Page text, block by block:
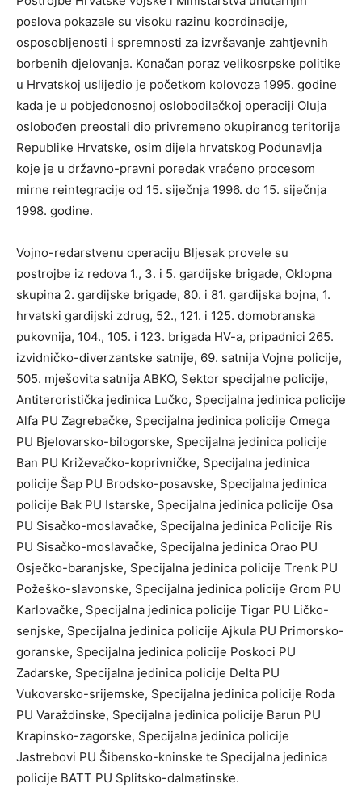
poslova pokazale su visoku razinu koordinacije,
osposobljenosti i spremnosti za izvršavanje zahtjevnih
borbenih djelovanja. Konačan poraz velikosrpske politike
u Hrvatskoj uslijedio je početkom kolovoza 1995. godine
kada je u pobjedonosnoj oslobodilačkoj operaciji Oluja
oslobođen preostali dio privremeno okupiranog teritorija
Republike Hrvatske, osim dijela hrvatskog Podunavlja
koje je u državno-pravni poredak vraćeno procesom
mirne reintegracije od 15. siječnja 1996. do 15. siječnja
1998. godine.
Vojno-redarstvenu operaciju Bljesak provele su
postrojbe iz redova 1., 3. i 5. gardijske brigade, Oklopna
skupina 2. gardijske brigade, 80. i 81. gardijska bojna, 1.
hrvatski gardijski zdrug, 52., 121. i 125. domobranska
pukovnija, 104., 105. i 123. brigada HV-a, pripadnici 265.
izvidničko-diverzantske satnije, 69. satnija Vojne policije,
505. mješovita satnija ABKO, Sektor specijalne policije,
Antiteroristička jedinica Lučko, Specijalna jedinica policije
Alfa PU Zagrebačke, Specijalna jedinica policije Omega
PU Bjelovarsko-bilogorske, Specijalna jedinica policije
Ban PU Križevačko-koprivničke, Specijalna jedinica
policije Šap PU Brodsko-posavske, Specijalna jedinica
policije Bak PU Istarske, Specijalna jedinica policije Osa
PU Sisačko-moslavačke, Specijalna jedinica Policije Ris
PU Sisačko-moslavačke, Specijalna jedinica Orao PU
Osječko-baranjske, Specijalna jedinica policije Trenk PU
Požeško-slavonske, Specijalna jedinica policije Grom PU
Karlovačke, Specijalna jedinica policije Tigar PU Ličko-
senjske, Specijalna jedinica policije Ajkula PU Primorsko-
goranske, Specijalna jedinica policije Poskoci PU
Zadarske, Specijalna jedinica policije Delta PU
Vukovarsko-srijemske, Specijalna jedinica policije Roda
PU Varaždinske, Specijalna jedinica policije Barun PU
Krapinsko-zagorske, Specijalna jedinica policije
Jastrebovi PU Šibensko-kninske te Specijalna jedinica
policije BATT PU Splitsko-dalmatinske.